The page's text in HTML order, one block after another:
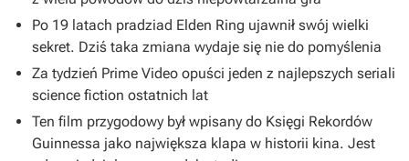
Po 19 latach pradziad Elden Ring ujawnił swój wielki
sekret. Dziś taka zmiana wydaje się nie do pomyślenia
Za tydzień Prime Video opuści jeden z najlepszych seriali
science fiction ostatnich lat
Ten film przygodowy był wpisany do Księgi Rekordów
Guinnessa jako największa klapa w historii kina. Jest